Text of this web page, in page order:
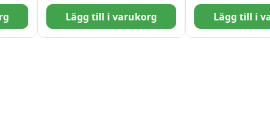
Lägg till i varukorg
Lägg till i